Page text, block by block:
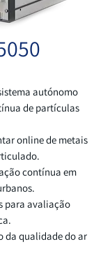
autónomo
de partículas
online de metais
contínua em
para avaliação
da qualidade do ar